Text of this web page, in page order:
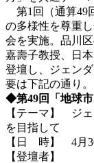
第1回（通算49
の多様性を尊重
会を実施。品川
嘉壽子教授、日
登壇し、ジェン
要は下記の通り。
◆第49回「地球
【テーマ】 ジ
を目指して
【日 時】 4月
【登壇者】